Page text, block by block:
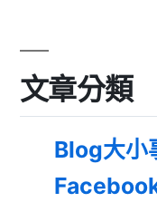
文章分類
Blog大小